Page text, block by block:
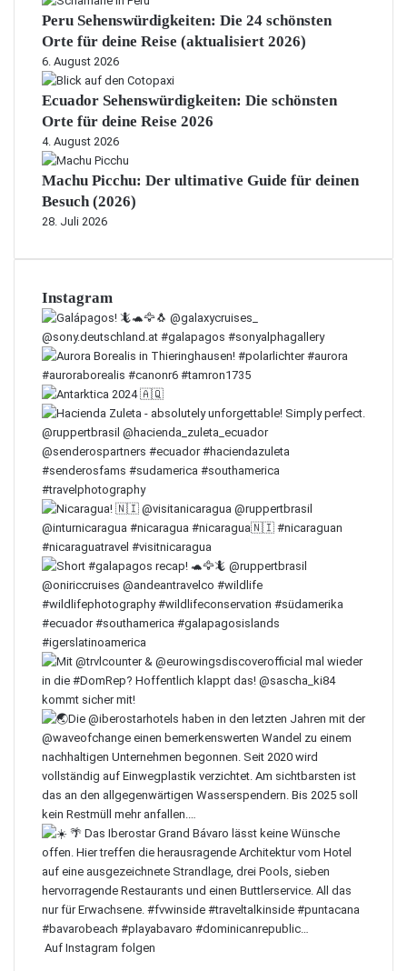
Peru Sehenswürdigkeiten: Die 24 schönsten
Orte für deine Reise (aktualisiert 2026)
6. August 2026
Ecuador Sehenswürdigkeiten: Die schönsten
Orte für deine Reise 2026
4. August 2026
Machu Picchu: Der ultimative Guide für deinen
Besuch (2026)
28. Juli 2026
Instagram
Auf Instagram folgen